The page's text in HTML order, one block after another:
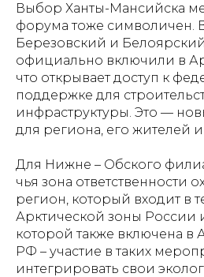
Выбор Ханты-Мансийска
форума тоже символичен.
Березовский и
официально включили в
что открывает доступ к
поддержке для
инфраструктуры. Это —
для региона, его жителей
Для Нижне – Обского
чья зона ответственности
регион, который входит в
Арктической зоны России
которой также включена в
РФ – участие в таких
интегрировать свои